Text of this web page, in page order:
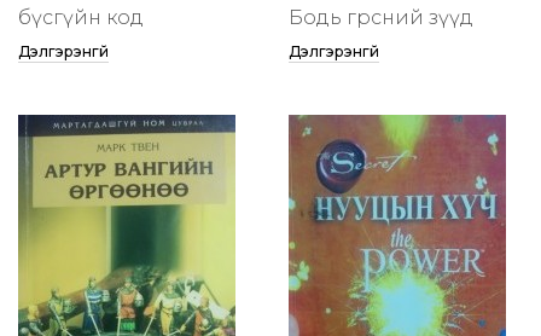
бүсгүйн код
Дэлгэрэнгүй
Бодь гөрөөсний зүүд
Дэлгэрэнгүй